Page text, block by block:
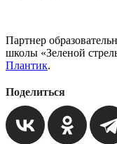
Партнер
школы «Зеленой
Плантик.
Поделиться